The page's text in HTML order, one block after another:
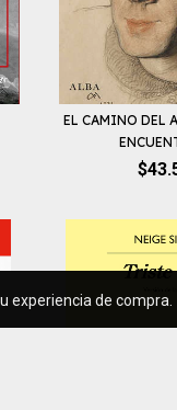
experiencia de compra.
EL CAMINO DEL